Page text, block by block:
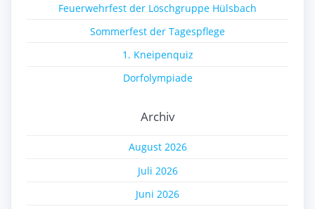
Feuerwehrfest der Löschgruppe Hülsbach
Sommerfest der Tagespflege
1. Kneipenquiz
Dorfolympiade
Archiv
August 2026
Juli 2026
Juni 2026